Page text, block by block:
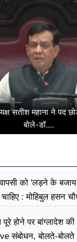
सतीश महाना ने पद
बोले-डॉ....
को 'लड़ने के
: मोहिबुल हसन
होने पर बांग्लादेश की
संबोधन, बोलते-बोलते